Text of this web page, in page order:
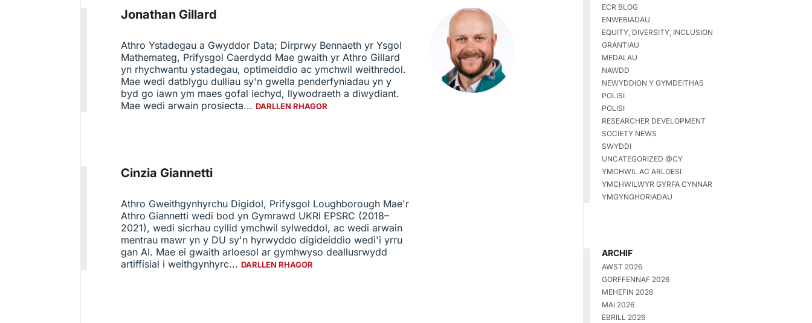
Jonathan Gillard
Athro Ystadegau a Gwyddor Data; Dirprwy Bennaeth yr Ysgol
Mathemateg, Prifysgol Caerdydd Mae gwaith yr Athro Gillard
yn rhychwantu ystadegau, optimeiddio ac ymchwil weithredol.
Mae wedi datblygu dulliau sy'n gwella penderfyniadau yn y
byd go iawn ym maes gofal iechyd, llywodraeth a diwydiant.
Mae wedi arwain prosiecta... DARLLEN RHAGOR
Cinzia Giannetti
Athro Gweithgynhyrchu Digidol, Prifysgol Loughborough Mae'r
Athro Giannetti wedi bod yn Gymrawd UKRI EPSRC (2018–
2021), wedi sicrhau cyllid ymchwil sylweddol, ac wedi arwain
mentrau mawr yn y DU sy'n hyrwyddo digideiddio wedi'i yrru
gan AI. Mae ei gwaith arloesol ar gymhwyso deallusrwydd
artiffisial i weithgynhyrc... DARLLEN RHAGOR
ECR BLOG
ENWEBIADAU
EQUITY, DIVERSITY, INCLUSION
GRANTIAU
MEDALAU
NAWDD
NEWYDDION Y GYMDEITHAS
POLISI
POLISI
RESEARCHER DEVELOPMENT
SOCIETY NEWS
SWYDDI
UNCATEGORIZED @CY
YMCHWIL AC ARLOESI
YMCHWILWYR GYRFA CYNNAR
YMGYNGHORIADAU
ARCHIF
AWST 2026
GORFFENNAF 2026
MEHEFIN 2026
MAI 2026
EBRILL 2026